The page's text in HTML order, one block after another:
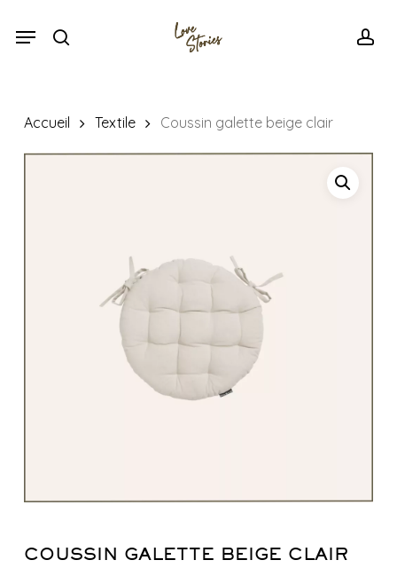
search
Menu
Accueil Textile Coussin galette beige clair
COUSSIN GALETTE BEIGE CLAIR